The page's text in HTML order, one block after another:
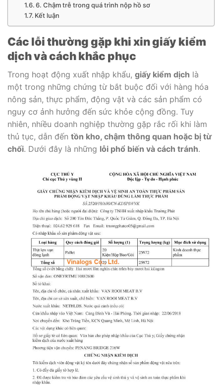
6. Chậm trễ trong quá trình nộp hồ sơ
Kết luận
Các lỗi thường gặp khi xin giấy kiểm
dịch và cách khắc phục
Trong hoạt động xuất nhập khẩu, giấy kiểm dịch là
một trong những chứng từ bắt buộc đối với hàng hóa
nông sản, thực phẩm, động vật và các sản phẩm có
nguy cơ ảnh hưởng đến sức khỏe cộng đồng. Tuy
nhiên, nhiều doanh nghiệp thường gặp rắc rối khi làm
thủ tục, dẫn đến tồn kho, chậm thông quan hoặc bị từ
chối. Dưới đây là những lỗi phổ biến và cách tránh.